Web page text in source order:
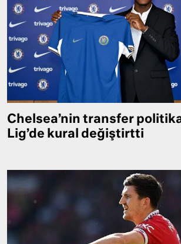
Chelsea’nin transfer
Lig’de kural değiştirtti